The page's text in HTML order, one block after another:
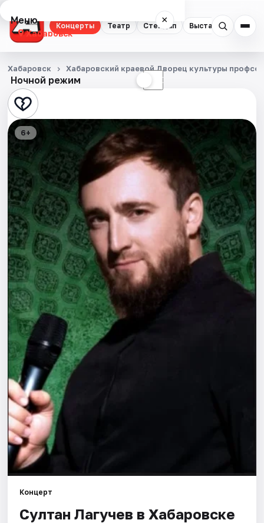
Концерты Театр Стендап Выставки
Меню ×
Хабаровск
Концерты
Театр
Стендап
Выставки
Экскурсии
Спорт
События
Города
Площадки
Артисты
Рейтинги
Ночной режим ☾
Хабаровск Хабаровский краевой Дворец культуры
6+
Концерт
Султан Лагучев в Хабаровске